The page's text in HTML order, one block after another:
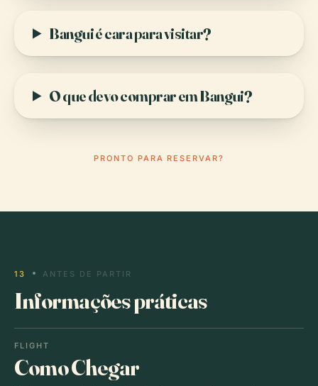
Bangui é cara para visitar?
O que devo comprar em Bangui?
PRONTO PARA RESERVAR?
13 ANTES DE PARTIR
Informações práticas
FLIGHT
Como Chegar